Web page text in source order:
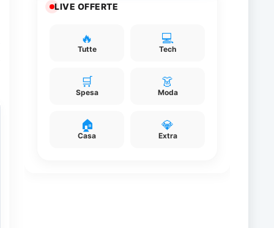
LIVE OFFERTE
🔥
Tutte
💻
Tech
🛒
Spesa
👗
Moda
🏠
Casa
💎
Extra